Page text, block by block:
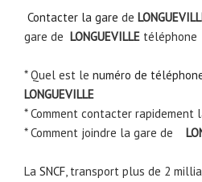
Contacter la gare de
gare de LONGUEVILLE téléphone
* Quel est le numéro de
LONGUEVILLE
* Comment contacter rapidement
* Comment joindre la gare de
La SNCF, transport plus de 2